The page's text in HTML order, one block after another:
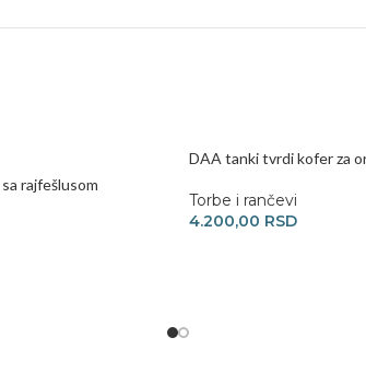
rajfešlusom
DAA tanki tvrdi kofer za
Torbe i rančevi
4.200,00 RSD